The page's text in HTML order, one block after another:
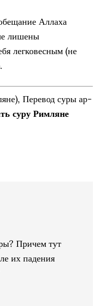
Аллаха
лишены
легковесным (не
Перевод суры ар-
суру Римляне
Причем тут
их падения